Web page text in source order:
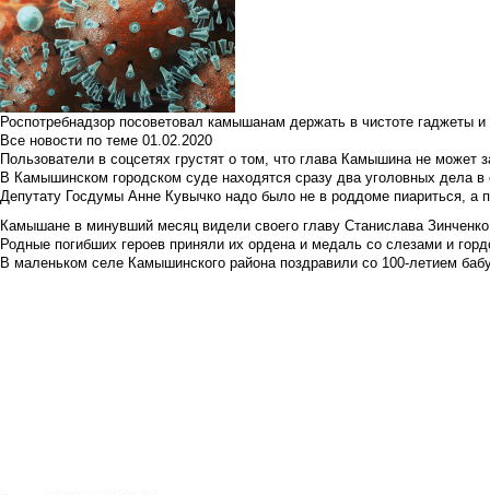
Роспотребнадзор посоветовал камышанам держать в чистоте гаджеты
Все новости по теме 01.02.2020
Пользователи в соцсетях грустят о том, что глава Камышина не может
В Камышинском городском суде находятся сразу два уголовных дела
Депутату Госдумы Анне Кувычко надо было не в роддоме пиариться, а
Камышане в минувший месяц видели своего главу Станислава Зинченко
Родные погибших героев приняли их ордена и медаль со слезами и
В маленьком селе Камышинского района поздравили со 100-летием